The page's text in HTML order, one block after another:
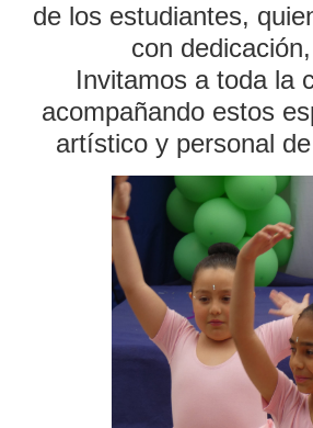
de los estudiantes,
con
Invitamos a toda la
acompañando estos
artístico y personal